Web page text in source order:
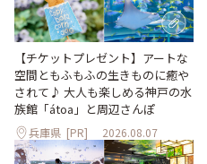
【チケットプレゼント】アートな
空間ともふもふの生きものに癒や
されて♪ 大人も楽しめる神戸の水
族館「átoa」と周辺さんぽ
兵庫県 [PR] 2026.08.07